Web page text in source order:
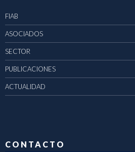
FIAB
ASOCIADOS
SECTOR
PUBLICACIONES
ACTUALIDAD
CONTACTO